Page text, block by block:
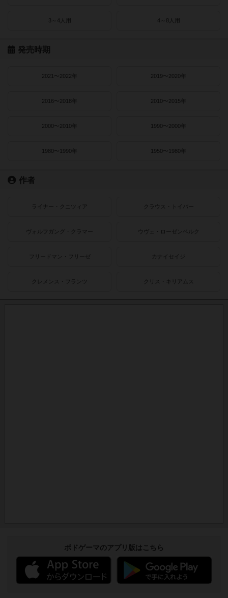
3～4人用 4～8人用
発売時期
2021〜2022年 2019〜2020年
2016〜2018年 2010〜2015年
2000〜2010年 1990〜2000年
1980〜1990年 1950〜1980年
作者
ライナー・クニツィア クラウス・トイバー
ヴォルフガング・クラマー ウヴェ・ローゼンベルク
フリードマン・フリーゼ カナイセイジ
クレメンス・フランツ クリス・キリアムス
ボドゲーマのアプリ版はこちら